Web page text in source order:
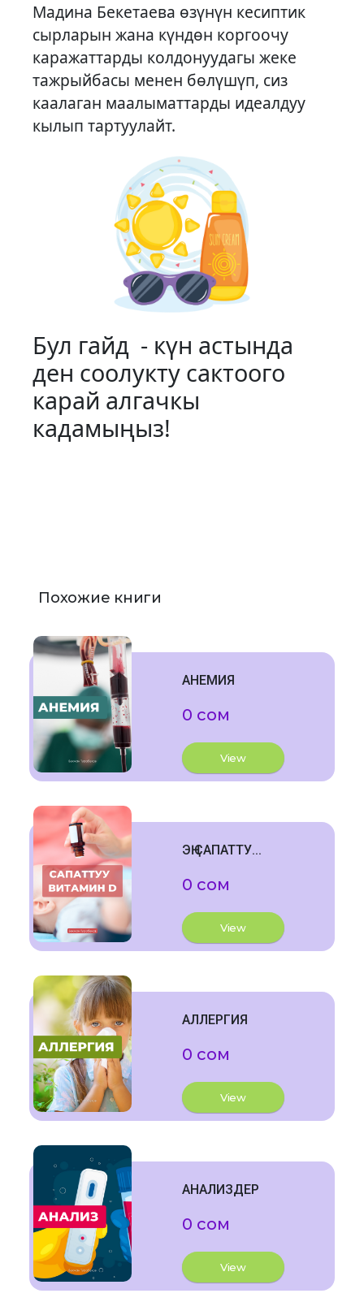
Мадина Бекетаева өзүнүн кесиптик
сырларын жана күндөн коргоочу
каражаттарды колдонуудагы жеке
тажрыйбасы менен бөлүшүп, сиз
каалаган маалыматтарды идеалдуу
кылып тартуулайт.
Бул гайд - күн астында
ден соолукту сактоого
карай алгачкы
кадамыңыз!
Похожие книги
АНЕМИЯ
0 сом
View
ЭҢ САПАТТУ...
0 сом
View
АЛЛЕРГИЯ
0 сом
View
АНАЛИЗДЕР
0 сом
View